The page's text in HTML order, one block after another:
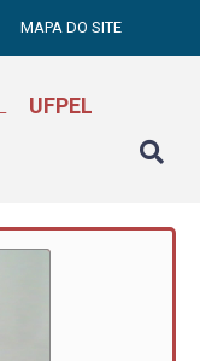
MAPA DO SITE
UFPEL